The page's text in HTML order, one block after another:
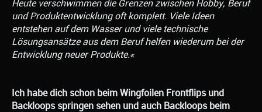
Heute verschwimmen die Grenzen zwischen Hobby, Beruf
und Produktentwicklung oft komplett. Viele Ideen
entstehen auf dem Wasser und viele technische
Lösungsansätze aus dem Beruf helfen wiederum bei der
Entwicklung neuer Produkte.«
Ich habe dich schon beim Wingfoilen Frontflips und
Backloops springen sehen und auch Backloops beim